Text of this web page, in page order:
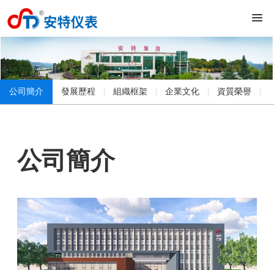
公司簡介 發展歷程 組織框架 企業文化 資質榮譽
公司簡介